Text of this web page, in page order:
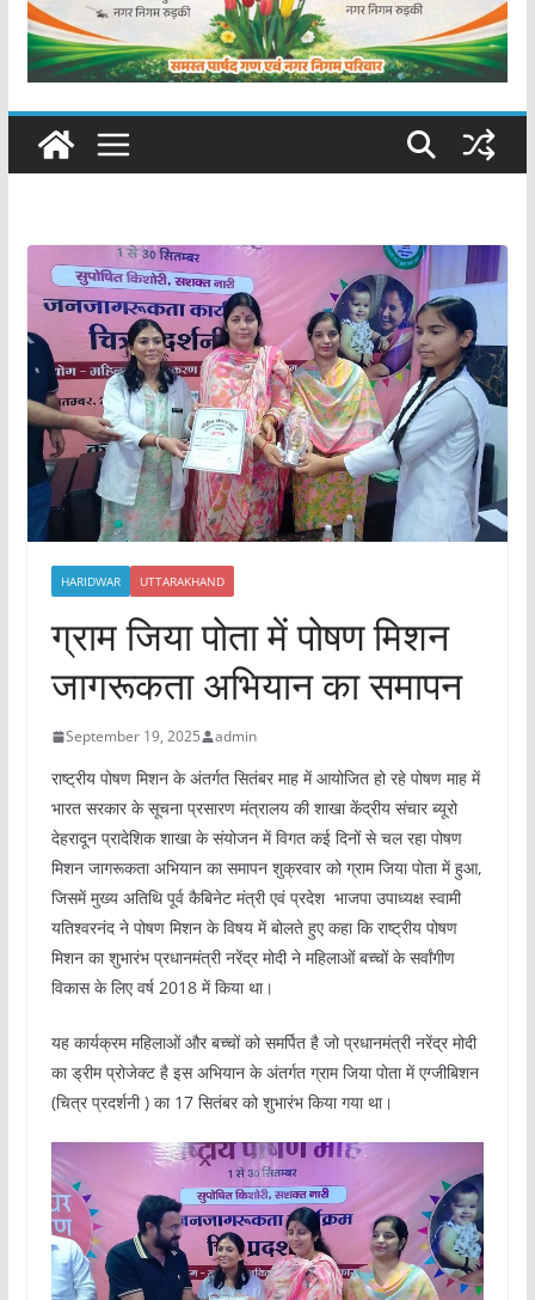
HARIDWAR UTTARAKHAND
ग्राम जिया पोता में पोषण मिशन
जागरूकता अभियान का समापन
September 19, 2025 admin
राष्ट्रीय पोषण मिशन के अंतर्गत सितंबर माह में आयोजित हो रहे पोषण माह में
भारत सरकार के सूचना प्रसारण मंत्रालय की शाखा केंद्रीय संचार ब्यूरो
देहरादून प्रादेशिक शाखा के संयोजन में विगत कई दिनों से चल रहा पोषण
मिशन जागरूकता अभियान का समापन शुक्रवार को ग्राम जिया पोता में हुआ,
जिसमें मुख्य अतिथि पूर्व कैबिनेट मंत्री एवं प्रदेश भाजपा उपाध्यक्ष स्वामी
यतिश्वरनंद ने पोषण मिशन के विषय में बोलते हुए कहा कि राष्ट्रीय पोषण
मिशन का शुभारंभ प्रधानमंत्री नरेंद्र मोदी ने महिलाओं बच्चों के सर्वांगीण
विकास के लिए वर्ष 2018 में किया था।
यह कार्यक्रम महिलाओं और बच्चों को समर्पित है जो प्रधानमंत्री नरेंद्र मोदी
का ड्रीम प्रोजेक्ट है इस अभियान के अंतर्गत ग्राम जिया पोता में एग्जीबिशन
(चित्र प्रदर्शनी ) का 17 सितंबर को शुभारंभ किया गया था।